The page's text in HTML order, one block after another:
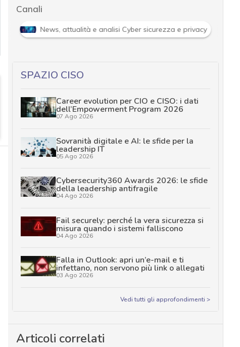
Canali
News, attualità e analisi Cyber sicurezza e privacy
SPAZIO CISO
Career evolution per CIO e CISO: i dati
dell’Empowerment Program 2026
07 Ago 2026
Sovranità digitale e AI: le sfide per la
leadership IT
05 Ago 2026
Cybersecurity360 Awards 2026: le sfide
della leadership antifragile
04 Ago 2026
Fail securely: perché la vera sicurezza si
misura quando i sistemi falliscono
04 Ago 2026
Falla in Outlook: apri un’e-mail e ti
infettano, non servono più link o allegati
03 Ago 2026
Vedi tutti gli approfondimenti >
Articoli correlati